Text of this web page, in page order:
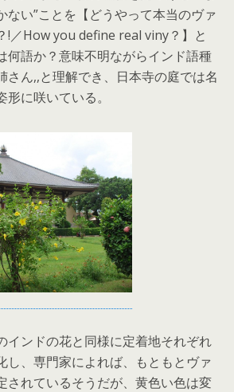
ない”ことを【どうやって本当のヴァ
!／How you define real viny？】と
何語か？意味不明ながらインド語種
さん,,と理解でき、日本寺の庭では名
に咲いている。
インドの花と同様に定着地それぞれ
し、専門家によれば、もともとヴァ
されているそうだが、黄色い色は変